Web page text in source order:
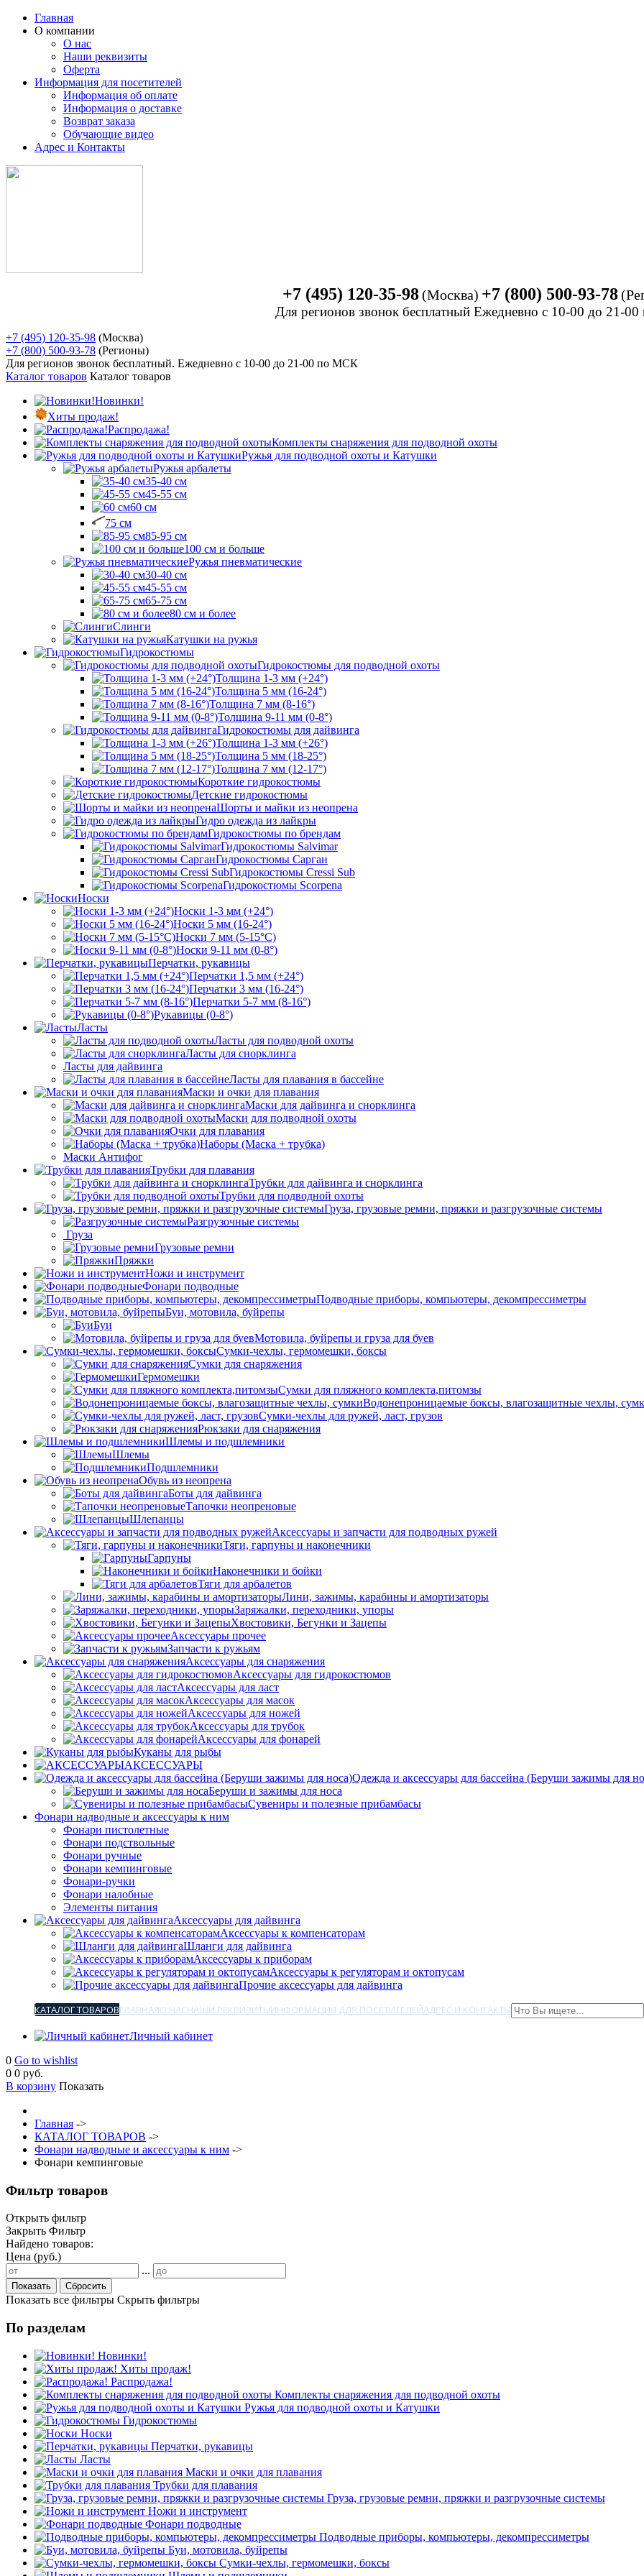
Главная
О компании
О нас
Наши реквизиты
Оферта
Информация для посетителей
Информация об оплате
Информация о доставке
Возврат заказа
Обучающие видео
Адрес и Контакты
+7 (495) 120-35-98(Москва) +7 (800) 500-93-78
Для регионов звонок бесплатный Ежедневно с 10-00 до 21-
+7 (495) 120-35-98 (Москва)
+7 (800) 500-93-78 (Регионы)
Для регионов звонок бесплатный. Ежедневно с 10-00 до 21-00 по МСК
Каталог товаров Каталог товаров
Новинки!
Хиты продаж!
Распродажа!
Комплекты снаряжения для подводной охоты
Ружья для подводной охоты и Катушки
Ружья арбалеты
35-40 см
45-55 см
60 см
75 см
85-95 см
100 см и больше
Ружья пневматические
30-40 см
45-55 см
65-75 см
80 см и более
Слинги
Катушки на ружья
Гидрокостюмы
Гидрокостюмы для подводной охоты
Толщина 1-3 мм (+24°)
Толщина 5 мм (16-24°)
Толщина 7 мм (8-16°)
Толщина 9-11 мм (0-8°)
Гидрокостюмы для дайвинга
Толщина 1-3 мм (+26°)
Толщина 5 мм (18-25°)
Толщина 7 мм (12-17°)
Короткие гидрокостюмы
Детские гидрокостюмы
Шорты и майки из неопрена
Гидро одежда из лайкры
Гидрокостюмы по брендам
Гидрокостюмы Salvimar
Гидрокостюмы Сарган
Гидрокостюмы Cressi Sub
Гидрокостюмы Scorpena
Носки
Носки 1-3 мм (+24°)
Носки 5 мм (16-24°)
Носки 7 мм (5-15°С)
Носки 9-11 мм (0-8°)
Перчатки, рукавицы
Перчатки 1,5 мм (+24°)
Перчатки 3 мм (16-24°)
Перчатки 5-7 мм (8-16°)
Рукавицы (0-8°)
Ласты
Ласты для подводной охоты
Ласты для снорклинга
Ласты для дайвинга
Ласты для плавания в бассейне
Маски и очки для плавания
Маски для дайвинга и снорклинга
Маски для подводной охоты
Очки для плавания
Наборы (Маска + трубка)
Маски Антифог
Трубки для плавания
Трубки для дайвинга и снорклинга
Трубки для подводной охоты
Груза, грузовые ремни, пряжки и разгрузочные системы
Разгрузочные системы
Груза
Грузовые ремни
Пряжки
Ножи и инструмент
Фонари подводные
Подводные приборы, компьютеры, декомпрессиметры
Буи, мотовила, буйрепы
Буи
Мотовила, буйрепы и груза для буев
Сумки-чехлы, гермомешки, боксы
Сумки для снаряжения
Гермомешки
Сумки для пляжного комплекта,питомзы
Водонепроницаемые боксы, влагозащитные чехлы,
Сумки-чехлы для ружей, ласт, грузов
Рюкзаки для снаряжения
Шлемы и подшлемники
Шлемы
Подшлемники
Обувь из неопрена
Боты для дайвинга
Тапочки неопреновые
Шлепанцы
Аксессуары и запчасти для подводных ружей
Тяги, гарпуны и наконечники
Гарпуны
Наконечники и бойки
Тяги для арбалетов
Лини, зажимы, карабины и амортизаторы
Заряжалки, переходники, упоры
Хвостовики, Бегунки и Зацепы
Аксессуары прочее
Запчасти к ружьям
Аксессуары для снаряжения
Аксессуары для гидрокостюмов
Аксессуары для ласт
Аксессуары для масок
Аксессуары для ножей
Аксессуары для трубок
Аксессуары для фонарей
Куканы для рыбы
АКСЕССУАРЫ
Одежда и аксессуары для бассейна (Беруши зажимы для
Беруши и зажимы для носа
Сувениры и полезные прибамбасы
Фонари надводные и аксессуары к ним
Фонари пистолетные
Фонари подствольные
Фонари ручные
Фонари кемпинговые
Фонари-ручки
Фонари налобные
Элементы питания
Аксессуары для дайвинга
Аксессуары к компенсаторам
Шланги для дайвинга
Аксессуары к приборам
Аксессуары к регуляторам и октопусам
Прочие аксессуары для дайвинга
КАТАЛОГ ТОВАРОВГЛАВНАЯО НАСНАШИ РЕКВИЗИТЫИНФОРМАЦИЯ ДЛЯ ПОСЕТИТЕЛЕЙАДРЕС И КОНТАКТЫ
Личный кабинет
0 Go to wishlist
0 0 руб.
В корзину Показать
Главная ->
КАТАЛОГ ТОВАРОВ ->
Фонари надводные и аксессуары к ним ->
Фонари кемпинговые
Фильтр товаров
Открыть фильтр
Закрыть Фильтр
Найдено товаров:
Цена (руб.)
...
Показать Сбросить
Показать все фильтры Скрыть фильтры
По разделам
Новинки!
Хиты продаж!
Распродажа!
Комплекты снаряжения для подводной охоты
Ружья для подводной охоты и Катушки
Гидрокостюмы
Носки
Перчатки, рукавицы
Ласты
Маски и очки для плавания
Трубки для плавания
Груза, грузовые ремни, пряжки и разгрузочные системы
Ножи и инструмент
Фонари подводные
Подводные приборы, компьютеры, декомпрессиметры
Буи, мотовила, буйрепы
Сумки-чехлы, гермомешки, боксы